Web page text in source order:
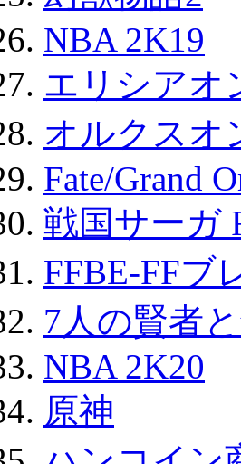
NBA 2K19
エリシアオ
オルクスオ
Fate/Grand
戦国サーガ
FFBE-FFブ
7人の賢者
NBA 2K20
原神